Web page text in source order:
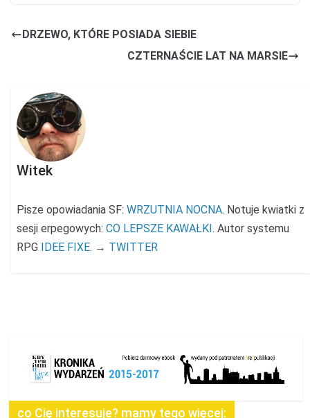
DRZEWO, KTÓRE POSIADA SIEBIE
CZTERNAŚCIE LAT NA MARSIE
Witek
Pisze opowiadania SF:WRZUTNIA NOCNA. Notuje kwiatki z
sesji erpegowych:CO LEPSZE KAWAŁKI. Autor systemu
RPG IDEE FIXE. → TWITTER
co Cię interesuje? mamy tego więcej: